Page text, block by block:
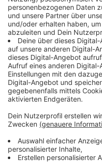
viele Bahnen kaputt
jetzt Busse und Bahnen
halten. "Wenn
dann lässt sich das
es aus dem Umfeld der
sollten neue Bahnen
Nachfrage hat der
Lieferschwierigkeiten.
Weitere Infos und
Anzeige